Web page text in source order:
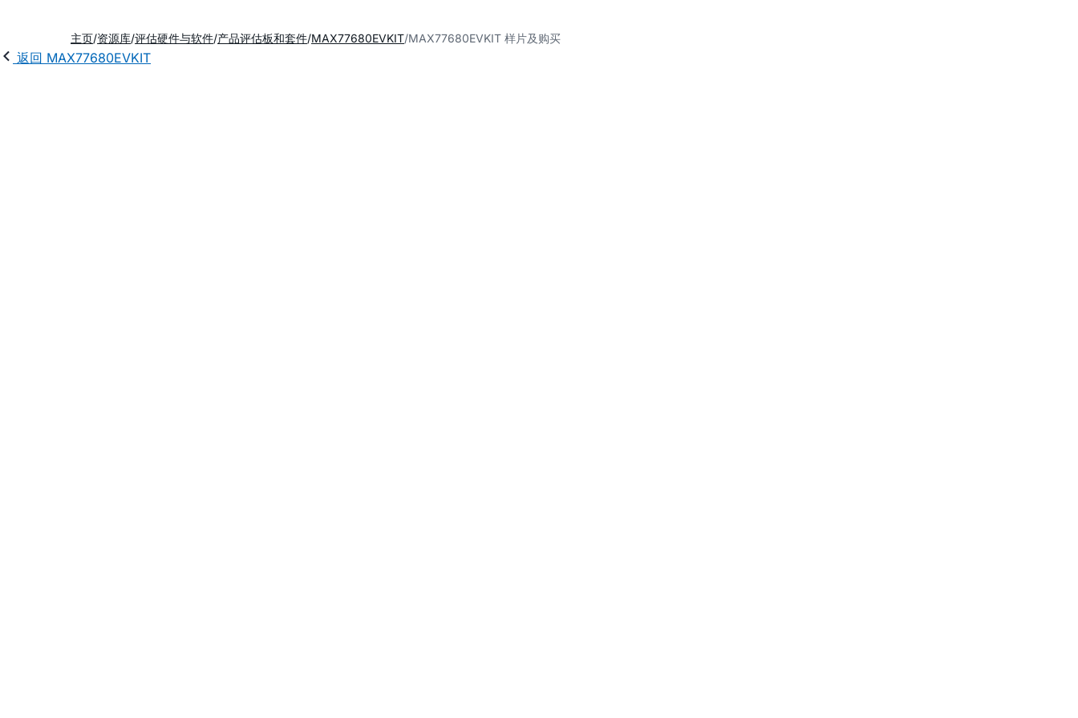
主页 资源库 评估硬件与软件 产品评估板和套件 MAX77680EVKIT MAX77680EVKIT 样片及购买
返回 MAX77680EVKIT